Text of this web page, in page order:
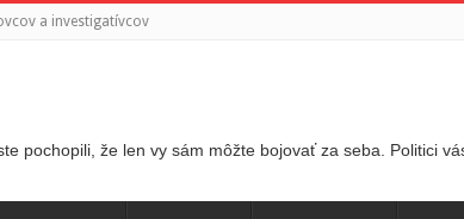
a investigatívcov
pochopili, že len vy sám môžte bojovať za seba. Politici